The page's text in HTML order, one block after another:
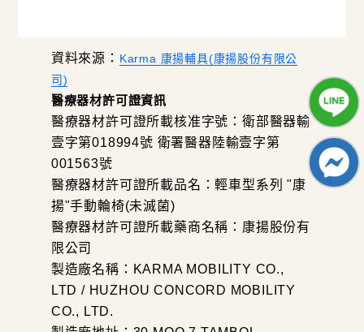
資料來源： Karma 康揚輔具(康揚股份有限公
司)
醫療器材許可證資訊
醫療器材許可證所載核准字號：衛部醫器輸
壹字第018994號 衛署醫器陸輸壹字第
001563號
醫療器材許可證所載品名：輕車型系列 "康
揚"手動輪椅(未滅菌)
醫療器材許可證所載藥商名稱：康揚股份有
限公司
製造廠名稱：KARMA MOBILITY CO.,
LTD / HUZHOU CONCORD MOBILITY
CO., LTD.